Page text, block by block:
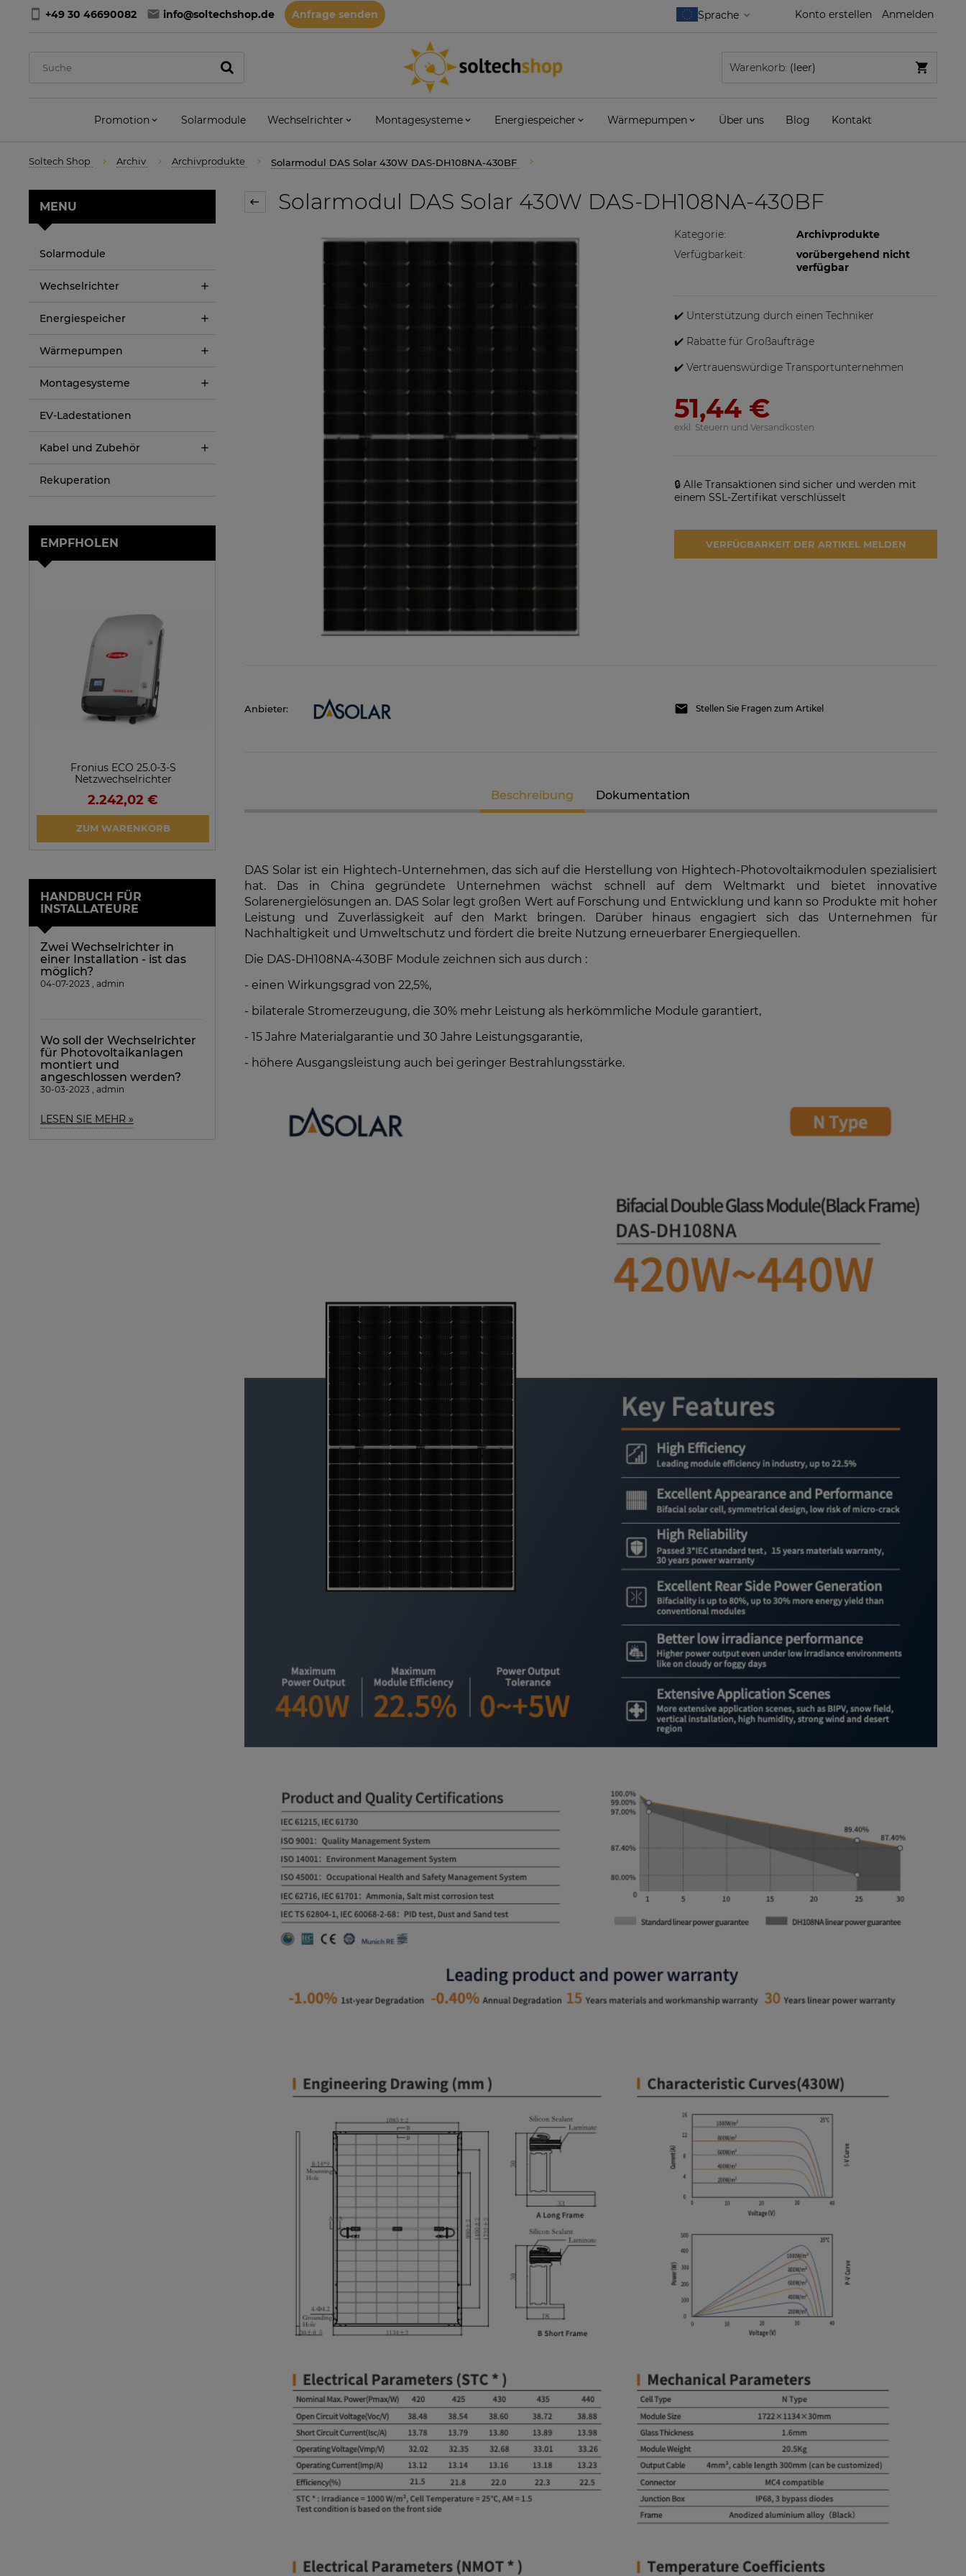
+49 30 46690082 info@soltechshop.de Anfrage senden Konto erstellen Anmelden
Warenkorb: (leer)
Promotion Solarmodule Wechselrichter Montagesysteme Energiespeicher Wärmepumpen Über uns Blog Kontakt
Soltech Shop Archiv Archivprodukte Solarmodul DAS Solar 430W DAS-DH108NA-430BF
MENU
Solarmodule
Wechselrichter
Energiespeicher
Wärmepumpen
Montagesysteme
EV-Ladestationen
Kabel und Zubehör
Rekuperation
EMPFHOLEN
Fronius ECO 25.0-3-S
Netzwechselrichter
2.242,02 €
ZUM WARENKORB
86,88 € 796,79 €
HANDBUCH FÜR
INSTALLATEURE
Zwei Wechselrichter in
einer Installation - ist das
möglich?
04-07-2023 , admin
Wo soll der Wechselrichter
für Photovoltaikanlagen
montiert und
angeschlossen werden?
30-03-2023 , admin
LESEN SIE MEHR »
Solarmodul DAS Solar 430W DAS-DH108NA-430BF
Kategorie:
Archivprodukte
Verfügbarkeit:
vorübergehend nicht
verfügbar
✔️ Unterstützung durch einen Techniker
✔️ Rabatte für Großaufträge
✔️ Vertrauenswürdige Transportunternehmen
51,44 €
exkl. Steuern und Versandkosten
🔒 Alle Transaktionen sind sicher und werden mit
einem SSL-Zertifikat verschlüsselt
VERFÜGBARKEIT DER ARTIKEL MELDEN
Anbieter: Stellen Sie Fragen zum Artikel
Beschreibung Dokumentation
DAS Solar ist ein Hightech-Unternehmen, das sich auf die Herstellung von Hightech-Photovoltaikmodulen spezialisiert
hat. Das in China gegründete Unternehmen wächst schnell auf dem Weltmarkt und bietet innovative
Solarenergielösungen an. DAS Solar legt großen Wert auf Forschung und Entwicklung und kann so Produkte mit hoher
Leistung und Zuverlässigkeit auf den Markt bringen. Darüber hinaus engagiert sich das Unternehmen für
Nachhaltigkeit und Umweltschutz und fördert die breite Nutzung erneuerbarer Energiequellen.
Die DAS-DH108NA-430BF Module zeichnen sich aus durch :
- einen Wirkungsgrad von 22,5%,
- bilaterale Stromerzeugung, die 30% mehr Leistung als herkömmliche Module garantiert,
- 15 Jahre Materialgarantie und 30 Jahre Leistungsgarantie,
- höhere Ausgangsleistung auch bei geringer Bestrahlungsstärke.